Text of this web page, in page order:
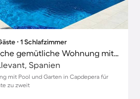
∙ 1 Schlafzimmer
Familienfreundliche gemütliche Wohnung mit Garten, Pool und Terrasse
Spanien
mit Pool und Garten in Capdepera für
zu zweit